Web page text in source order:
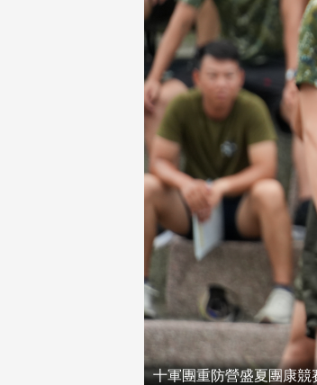
十軍團重防營盛夏團康